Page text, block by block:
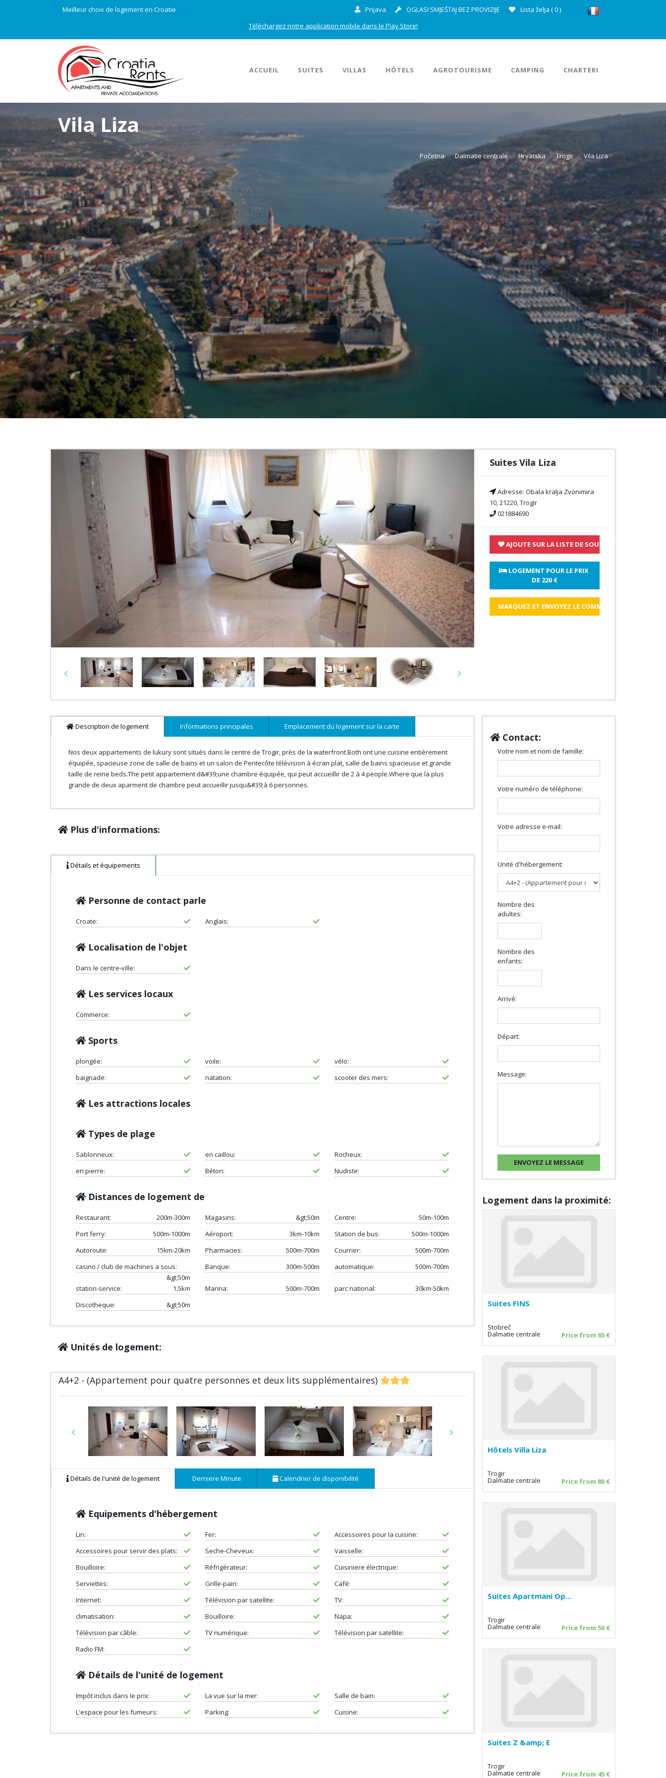
Meilleur choix de logement en Croatie Prijava OGLASI SMJEŠTAJ BEZ PROVIZIJE Lista želja (0)
Téléchargez notre application mobile dans le Play Store!
ACCUEIL SUITES VILLAS HÔTELS AGROTOURISME CAMPING CHARTERI
Vila Liza
Početna Dalmatie centrale Hrvatska Trogir Vila Liza
Previous Next
Suites Vila Liza
Adresse: Obala kralja Zvonimira
10, 21220, Trogir
021884690
AJOUTE SUR LA LISTE DE SOUHAITS
LOGEMENT POUR LE PRIX
DE 220 €
MARQUEZ ET ENVOYEZ LE COMMENTAIRE
Description de logement Informations principales Emplacement du logement sur la carte
Nos deux appartements de lukury sont situés dans le centre de Trogir, près de la waterfront.Both ont une cuisine entièrement
équipée, spacieuse zone de salle de bains et un salon de Pentecôte télévision à écran plat, salle de bains spacieuse et grande
taille de reine beds.The petit appartement d&#39;une chambre équipée, qui peut accueillir de 2 à 4 people.Where que la plus
grande de deux aparment de chambre peut accueillir jusqu&#39;à 6 personnes.
Plus d'informations:
Détails et équipements
Personne de contact parle
Croate: Anglais:
Localisation de l'objet
Dans le centre-ville:
Les services locaux
Commerce:
Sports
plongée: voile:
vélo:
baignade:
natation: scooter des mers:
Les attractions locales
Types de plage
Sablonneux: en caillou:
Rocheux:
en pierre:
Béton: Nudiste:
Distances de logement de
Restaurant: 200m-300m Magasins: &gt;50m Centre:
50m-100m
Port ferry:
500m-1000m Aéroport: 3km-10km Station de bus:
500m-1000m
Autoroute:
15km-20km Pharmacies: 500m-700m Courrier:
500m-700m
casino / club de machines a sous:
&gt;50m
Banque: 300m-500m automatique: 500m-700m
station-service: 1.5km Marina: 500m-700m parc national:
30km-50km
Discotheque:
&gt;50m
Unités de logement:
A4+2 - (Appartement pour quatre personnes et deux lits supplémentaires)
Previous Next
Détails de l'unité de logement Derniere Minute Calendrier de disponibilité
Equipements d'hébergement
Lin: Fer:
Accessoires pour la cuisine:
Accessoires pour servir des plats:
Seche-Cheveux:
Vaisselle:
Bouilloire:
Réfrigérateur:
Cuisiniere électrique:
Serviettes:
Grille-pain:
Café:
Internet:
Télévision par satellite:
TV:
climatisation:
Bouilloire:
Napa:
Télévision par câble:
TV numérique:
Télévision par satellite:
Radio FM:
Détails de l'unité de logement
Impôt inclus dans le prix: La vue sur la mer:
Salle de bain:
L'espace pour les fumeurs:
Parking: Cuisine:
Contact:
Votre nom et nom de famille:
Votre numéro de téléphone:
Votre adresse e-mail:
Unité d'hébergement:
Nombre des
adultes:
Nombre des
enfants:
Arrivé:
Départ:
Message:
Logement dans la proximité:
Suites FINS
Stobreč
Dalmatie centrale Price from 65 €
Hôtels Villa Liza
Trogir
Dalmatie centrale Price from 80 €
Suites Apartmani Op...
Trogir
Dalmatie centrale Price from 50 €
Suites Z &amp; E
Trogir
Dalmatie centrale Price from 45 €